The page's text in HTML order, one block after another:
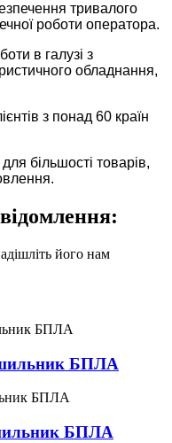
тривалого
роботи оператора.
в галузі з
обладнання,
з понад 60 країн
більшості товарів,
його нам
БПЛА
БПЛА